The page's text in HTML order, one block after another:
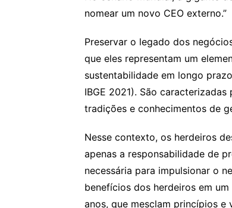
nomear um novo CEO externo.”
Preservar o legado dos
que eles representam um
sustentabilidade em longo
IBGE 2021). São
tradições e conhecimentos de
Nesse contexto, os herdeiros
apenas a responsabilidade de
necessária para impulsionar o
benefícios dos herdeiros em
anos, que mesclam princípios e